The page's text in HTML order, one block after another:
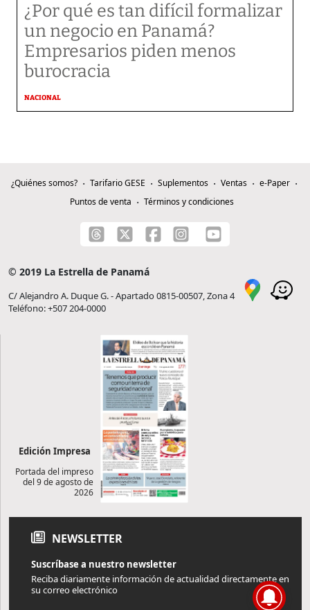
¿Por qué es tan difícil formalizar
un negocio en Panamá?
Empresarios piden menos
burocracia
NACIONAL
¿Quiénes somos? Tarifario GESE Suplementos Ventas
e-Paper
Puntos de venta
Términos y condiciones
© 2019 La Estrella de Panamá
C/ Alejandro A. Duque G. - Apartado 0815-00507, Zona 4
Teléfono: +507 204-0000
Edición Impresa
Portada del impreso
del 9 de agosto de
2026
NEWSLETTER
Suscríbase a nuestro newsletter
Reciba diariamente información de actualidad directamente en
su correo electrónico